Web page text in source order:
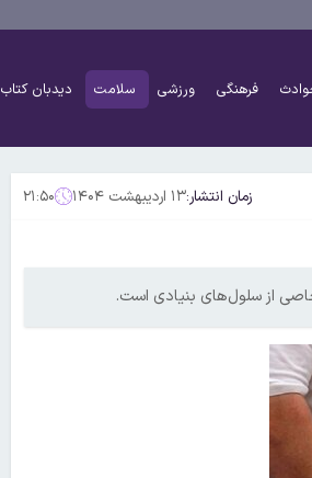
فرهنگی ورزشی سلامت دیدبان کتاب
زمان انتشار:۱۳ اردیبهشت ۱۴۰۴ ۲۱:۵۰
از سلول‌های بنیادی است.